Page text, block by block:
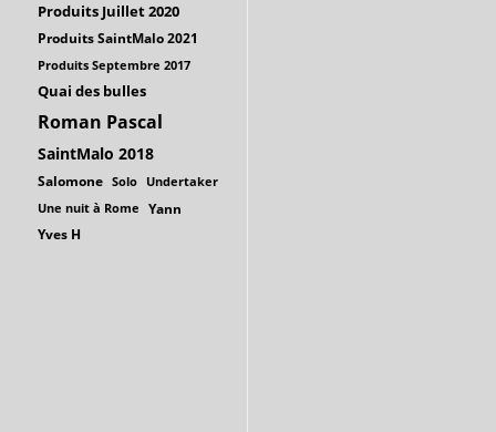
Produits Juillet 2020
Produits SaintMalo 2021
Produits Septembre 2017
Quai des bulles
Roman Pascal
SaintMalo 2018
Salomone Solo Undertaker
Une nuit à Rome Yann
Yves H